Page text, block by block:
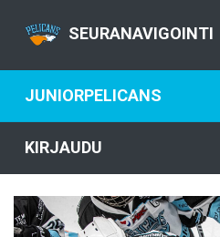
SEURANAVIGOINTI
JUNIORPELICANS
KIRJAUDU